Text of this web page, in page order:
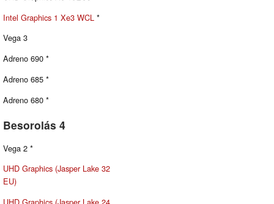
Intel Graphics 1 Xe3 WCL *
Vega 3
Adreno 690 *
Adreno 685 *
Adreno 680 *
Besorolás 4
Vega 2 *
UHD Graphics (Jasper Lake 32
EU)